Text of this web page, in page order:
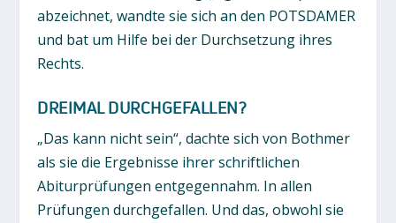
abzeichnet, wandte sie sich an den POTSDAMER
und bat um Hilfe bei der Durchsetzung ihres
Rechts.
DREIMAL DURCHGEFALLEN?
„Das kann nicht sein“, dachte sich von Bothmer
als sie die Ergebnisse ihrer schriftlichen
Abiturprüfungen entgegennahm. In allen
Prüfungen durchgefallen. Und das, obwohl sie